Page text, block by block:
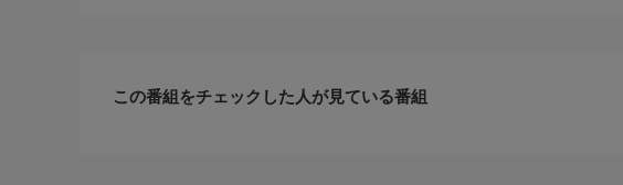
この番組をチェックした人が見ている番組